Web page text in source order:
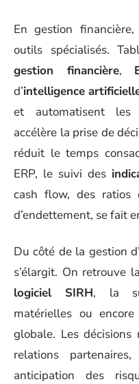
En gestion
outils spécialisés.
gestion financière,
d’intelligence
et automatisent les
accélère la prise de
réduit le temps
ERP, le suivi des
cash flow, des ratios
d’endettement, se fait
Du côté de la gestion
s’élargit. On retrouve
logiciel SIRH, la
matérielles ou
globale. Les décisions
relations
anticipation des